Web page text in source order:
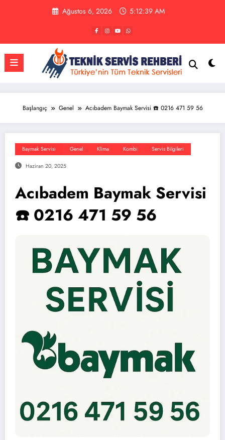
Ağustos 6, 2026 5:12:40 AM
Başlangıç Genel Acıbadem Baymak Servisi ☎️ 0216 471 59 56
Baymak Servisi Genel Klima Kombi Servis Bilgileri
Haziran 20, 2025
Acıbadem Baymak Servisi
☎️ 0216 471 59 56